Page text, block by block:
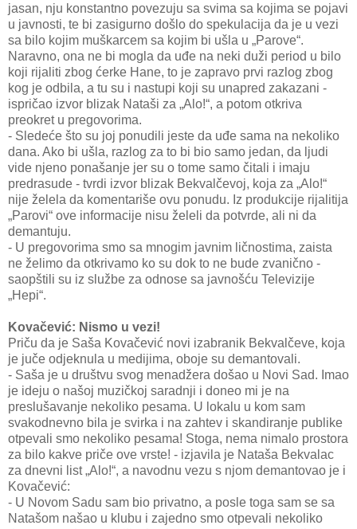
jasan, nju konstantno povezuju sa svima sa kojima se pojavi
u javnosti, te bi zasigurno došlo do spekulacija da je u vezi
sa bilo kojim muškarcem sa kojim bi ušla u „Parove“.
Naravno, ona ne bi mogla da uđe na neki duži period u bilo
koji rijaliti zbog ćerke Hane, to je zapravo prvi razlog zbog
kog je odbila, a tu su i nastupi koji su unapred zakazani -
ispričao izvor blizak Nataši za „Alo!“, a potom otkriva
preokret u pregovorima.
- Sledeće što su joj ponudili jeste da uđe sama na nekoliko
dana. Ako bi ušla, razlog za to bi bio samo jedan, da ljudi
vide njeno ponašanje jer su o tome samo čitali i imaju
predrasude - tvrdi izvor blizak Bekvalčevoj, koja za „Alo!“
nije želela da komentariše ovu ponudu. Iz produkcije rijalitija
„Parovi“ ove informacije nisu želeli da potvrde, ali ni da
demantuju.
- U pregovorima smo sa mnogim javnim ličnostima, zaista
ne želimo da otkrivamo ko su dok to ne bude zvanično -
saopštili su iz službe za odnose sa javnošću Televizije
„Hepi“.
Kovačević: Nismo u vezi!
Priču da je Saša Kovačević novi izabranik Bekvalčeve, koja
je juče odjeknula u medijima, oboje su demantovali.
- Saša je u društvu svog menadžera došao u Novi Sad. Imao
je ideju o našoj muzičkoj saradnji i doneo mi je na
preslušavanje nekoliko pesama. U lokalu u kom sam
svakodnevno bila je svirka i na zahtev i skandiranje publike
otpevali smo nekoliko pesama! Stoga, nema nimalo prostora
za bilo kakve priče ove vrste! - izjavila je Nataša Bekvalac
za dnevni list „Alo!“, a navodnu vezu s njom demantovao je i
Kovačević:
- U Novom Sadu sam bio privatno, a posle toga sam se sa
Natašom našao u klubu i zajedno smo otpevali nekoliko